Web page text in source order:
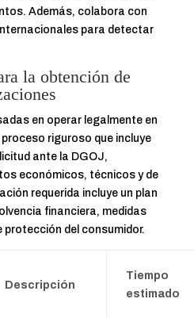
Además, colabora con
para detectar
la obtención de
en operar legalmente en
riguroso que incluye
ante la DGOJ,
económicos, técnicos y de
requerida incluye un plan
financiera, medidas
protección del consumidor.
Descripción
Tiempo
estimado